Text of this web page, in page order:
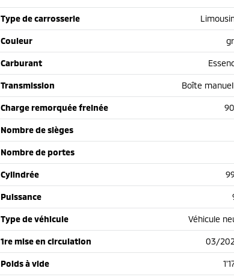
Type de carrosserie
Couleur
Carburant
Transmission Boîte
Charge remorquée freinée
Nombre de sièges
Nombre de portes
Cylindrée
Puissance
Type de véhicule Véhicule
1re mise en circulation 03/
Poids à vide